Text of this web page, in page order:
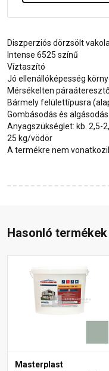
Diszperziós dörzsölt
Intense 6525 színű
Víztaszító
Jó ellenállóképesség
Mérsékelten
Bármely felülettípusra
Gombásodás és
Anyagszükséglet: kb. 2,5-
25 kg/vödör
A termékre nem
Hasonló termékek
Masterplast